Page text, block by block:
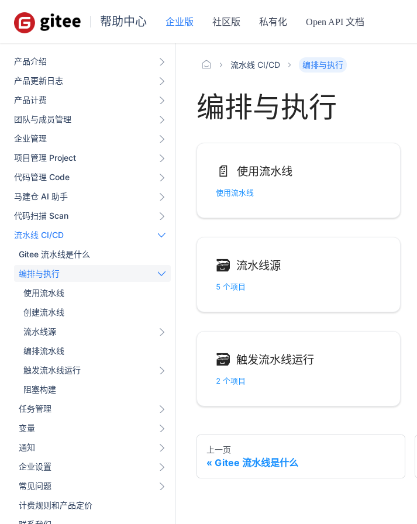
帮助中心 企业版 社区版 私有化 Open API 文档
产品介绍
产品更新日志
产品计费
团队与成员管理
企业管理
项目管理 Project
代码管理 Code
马建仓 AI 助手
代码扫描 Scan
流水线 CI/CD
Gitee 流水线是什么
编排与执行
使用流水线
创建流水线
流水线源
编排流水线
触发流水线运行
阻塞构建
任务管理
变量
通知
企业设置
常见问题
计费规则和产品定价
流水线 CI/CD 编排与执行
编排与执行
📄️ 使用流水线
使用流水线
🗃 流水线源
5 个项目
🗃 触发流水线运行
2 个项目
上一页
Gitee 流水线是什么